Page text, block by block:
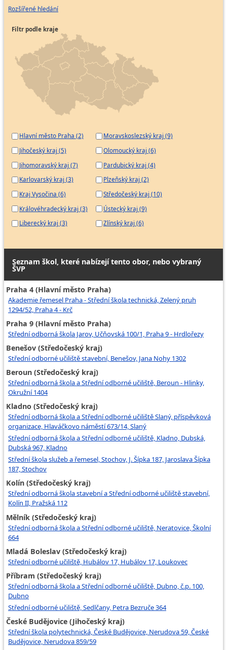
Rozšířené hledání
Filtr podle kraje
Hlavní město Praha (2)
Jihočeský kraj (5)
Jihomoravský kraj (7)
Karlovarský kraj (3)
Kraj Vysočina (6)
Královéhradecký kraj (3)
Liberecký kraj (3)
Moravskoslezský kraj (9)
Olomoucký kraj (6)
Pardubický kraj (4)
Plzeňský kraj (2)
Středočeský kraj (10)
Ústecký kraj (9)
Zlínský kraj (6)
Seznam škol, které nabízejí tento obor, nebo vybraný
ŠVP
Praha 4 (Hlavní město Praha)
Akademie řemesel Praha - Střední škola technická, Zelený pruh
1294/52, Praha 4 - Krč
Praha 9 (Hlavní město Praha)
Střední odborná škola Jarov, Učňovská 100/1, Praha 9 - Hrdlořezy
Benešov (Středočeský kraj)
Střední odborné učiliště stavební, Benešov, Jana Nohy 1302
Beroun (Středočeský kraj)
Střední odborná škola a Střední odborné učiliště, Beroun - Hlinky,
Okružní 1404
Kladno (Středočeský kraj)
Střední odborná škola a Střední odborné učiliště Slaný, příspěvková
organizace, Hlaváčkovo náměstí 673/14, Slaný
Střední odborná škola a Střední odborné učiliště, Kladno, Dubská,
Dubská 967, Kladno
Střední škola služeb a řemesel, Stochov, J. Šípka 187, Jaroslava Šípka
187, Stochov
Kolín (Středočeský kraj)
Střední odborná škola stavební a Střední odborné učiliště stavební,
Kolín II, Pražská 112
Mělník (Středočeský kraj)
Střední odborná škola a Střední odborné učiliště, Neratovice, Školní
664
Mladá Boleslav (Středočeský kraj)
Střední odborné učiliště, Hubálov 17, Hubálov 17, Loukovec
Příbram (Středočeský kraj)
Střední odborná škola a Střední odborné učiliště, Dubno, č.p. 100,
Dubno
Střední odborné učiliště, Sedlčany, Petra Bezruče 364
České Budějovice (Jihočeský kraj)
Střední škola polytechnická, České Budějovice, Nerudova 59, České
Budějovice, Nerudova 859/59